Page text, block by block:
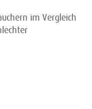
im Vergleich